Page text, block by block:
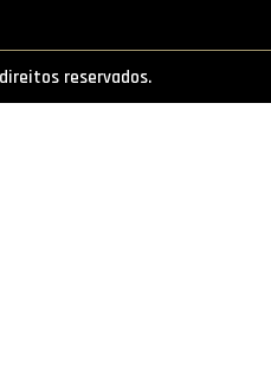
reservados.